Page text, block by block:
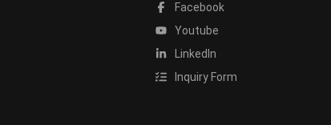
Facebook
Youtube
LinkedIn
Inquiry Form